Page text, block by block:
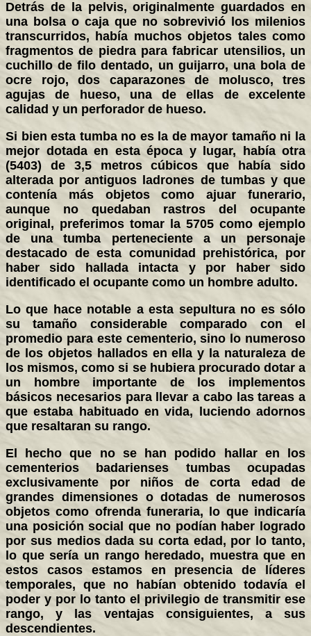
Detrás de la pelvis, originalmente guardados en
una bolsa o caja que no sobrevivió los milenios
transcurridos, había muchos objetos tales como
fragmentos de piedra para fabricar utensilios, un
cuchillo de filo dentado, un guijarro, una bola de
ocre rojo, dos caparazones de molusco, tres
agujas de hueso, una de ellas de excelente
calidad y un perforador de hueso.
Si bien esta tumba no es la de mayor tamaño ni la
mejor dotada en esta época y lugar, había otra
(5403) de 3,5 metros cúbicos que había sido
alterada por antiguos ladrones de tumbas y que
contenía más objetos como ajuar funerario,
aunque no quedaban rastros del ocupante
original, preferimos tomar la 5705 como ejemplo
de una tumba perteneciente a un personaje
destacado de esta comunidad prehistórica, por
haber sido hallada intacta y por haber sido
identificado el ocupante como un hombre adulto.
Lo que hace notable a esta sepultura no es sólo
su tamaño considerable comparado con el
promedio para este cementerio, sino lo numeroso
de los objetos hallados en ella y la naturaleza de
los mismos, como si se hubiera procurado dotar a
un hombre importante de los implementos
básicos necesarios para llevar a cabo las tareas a
que estaba habituado en vida, luciendo adornos
que resaltaran su rango.
El hecho que no se han podido hallar en los
cementerios badarienses tumbas ocupadas
exclusivamente por niños de corta edad de
grandes dimensiones o dotadas de numerosos
objetos como ofrenda funeraria, lo que indicaría
una posición social que no podían haber logrado
por sus medios dada su corta edad, por lo tanto,
lo que sería un rango heredado, muestra que en
estos casos estamos en presencia de líderes
temporales, que no habían obtenido todavía el
poder y por lo tanto el privilegio de transmitir ese
rango, y las ventajas consiguientes, a sus
descendientes.